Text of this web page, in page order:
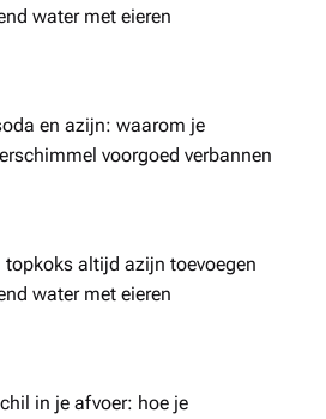
water met eieren
en azijn: waarom je
voorgoed verbannen
topkoks altijd azijn toevoegen
water met eieren
in je afvoer: hoe je